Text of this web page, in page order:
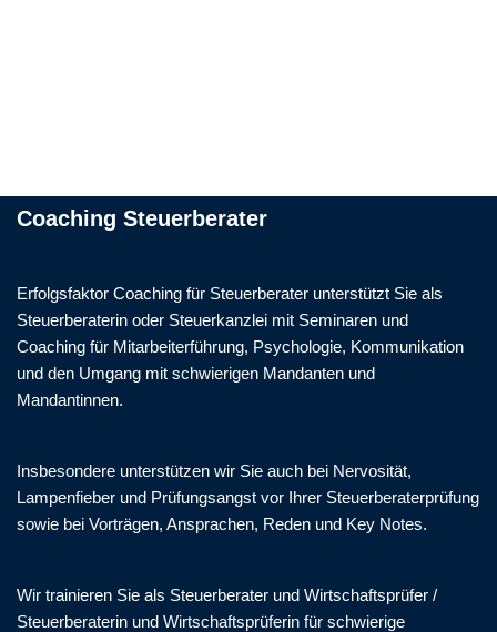
Coaching Steuerberater
Erfolgsfaktor Coaching für Steuerberater unterstützt Sie als
Steuerberaterin oder Steuerkanzlei mit Seminaren und
Coaching für Mitarbeiterführung, Psychologie, Kommunikation
und den Umgang mit schwierigen Mandanten und
Mandantinnen.
Insbesondere unterstützen wir Sie auch bei Nervosität,
Lampenfieber und Prüfungsangst vor Ihrer Steuerberaterprüfung
sowie bei Vorträgen, Ansprachen, Reden und Key Notes.
Wir trainieren Sie als Steuerberater und Wirtschaftsprüfer /
Steuerberaterin und Wirtschaftsprüferin für schwierige